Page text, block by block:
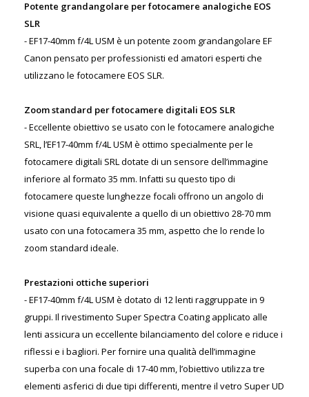
Potente grandangolare per fotocamere analogiche EOS
SLR
- EF17-40mm f/4L USM è un potente zoom grandangolare EF
Canon pensato per professionisti ed amatori esperti che
utilizzano le fotocamere EOS SLR.
Zoom standard per fotocamere digitali EOS SLR
- Eccellente obiettivo se usato con le fotocamere analogiche
SRL, l’EF17-40mm f/4L USM è ottimo specialmente per le
fotocamere digitali SRL dotate di un sensore dell’immagine
inferiore al formato 35 mm. Infatti su questo tipo di
fotocamere queste lunghezze focali offrono un angolo di
visione quasi equivalente a quello di un obiettivo 28-70 mm
usato con una fotocamera 35 mm, aspetto che lo rende lo
zoom standard ideale.
Prestazioni ottiche superiori
- EF17-40mm f/4L USM è dotato di 12 lenti raggruppate in 9
gruppi. Il rivestimento Super Spectra Coating applicato alle
lenti assicura un eccellente bilanciamento del colore e riduce i
riflessi e i bagliori. Per fornire una qualità dell’immagine
superba con una focale di 17-40 mm, l’obiettivo utilizza tre
elementi asferici di due tipi differenti, mentre il vetro Super UD